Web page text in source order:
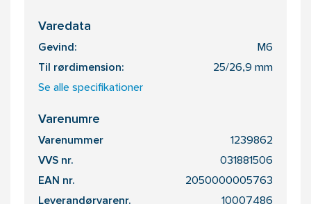
Varedata
Gevind: M6
Til rørdimension: 25/26,9 mm
Se alle specifikationer
Varenumre
Varenummer 1239862
VVS nr. 031881506
EAN nr. 2050000005763
Leverandørvarenr. 10007486